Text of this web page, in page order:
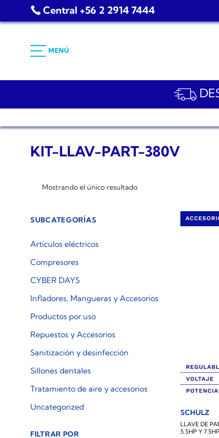
Central +56 2 2914 7444
MENÚ
KIT-LLAV-PART-380V
Mostrando el único resultado
SUBCATEGORÍAS
Artículos eléctricos
Compresores
CYBER DAYS
Infladores, Mangueras y Accesorios
Productos por uso
Repuestos y Accesorios
Sanitización y desinfección
Sillones dentales
Tratamiento de aire y accesorios
Uncategorized
FILTRAR POR
SCHULZ
LLAVE DE
5.5HP Y